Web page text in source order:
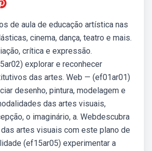
de aula de educação artística nas
cinema, dança, teatro e mais.
crítica e expressão.
explorar e reconhecer
das artes. Web — (ef01ar01)
desenho, pintura, modelagem e
das artes visuais,
o imaginário, a. Webdescubra
artes visuais com este plano de
(ef15ar05) experimentar a